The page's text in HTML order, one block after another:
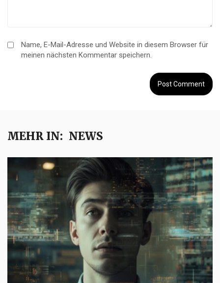
Name, E-Mail-Adresse und Website in diesem Browser für
meinen nächsten Kommentar speichern.
MEHR IN: NEWS